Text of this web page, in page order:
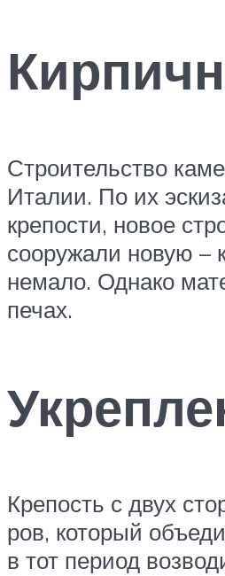
Строительство
Италии. По их
крепости, новое
сооружали новую –
немало. Однако
печах.
Крепость с двух
ров, который
в тот период